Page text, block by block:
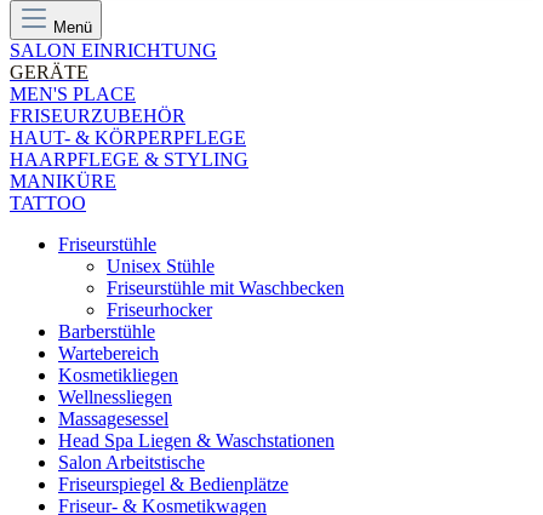
Menü
SALON EINRICHTUNG
GERÄTE
MEN'S PLACE
FRISEURZUBEHÖR
HAUT- & KÖRPERPFLEGE
HAARPFLEGE & STYLING
MANIKÜRE
TATTOO
Friseurstühle
Unisex Stühle
Friseurstühle mit Waschbecken
Friseurhocker
Barberstühle
Wartebereich
Kosmetikliegen
Wellnessliegen
Massagesessel
Head Spa Liegen & Waschstationen
Salon Arbeitstische
Friseurspiegel & Bedienplätze
Friseur- & Kosmetikwagen